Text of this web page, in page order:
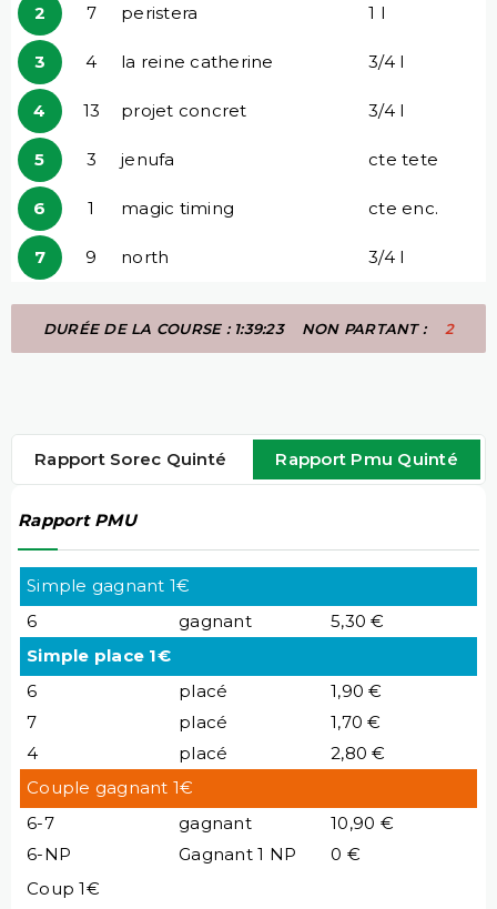
2 7 peristera 1 l
3 4 la reine catherine 3/4 l
4 13 projet concret 3/4 l
5 3 jenufa cte tete
6 1 magic timing cte enc.
7 9 north 3/4 l
DURÉE DE LA COURSE : 1:39:23 NON PARTANT : 2
Rapport Sorec Quinté Rapport Pmu Quinté
Rapport PMU
Simple gagnant 1€
6
gagnant
5,30 €
Simple place 1€
6
placé
1,90 €
7
placé
1,70 €
4
placé
2,80 €
Couple gagnant 1€
6-7
gagnant
10,90 €
6-NP
Gagnant 1 NP
0 €
Coup 1€